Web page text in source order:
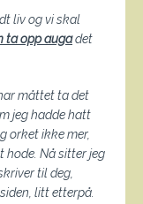
liv og vi skal
ta opp augadet
måttet ta det
jeg hadde hatt
orket ikke mer,
hode. Nå sitter jeg
til deg,
litt etterpå.